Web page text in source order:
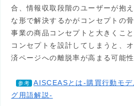
合、情報収取段階のユーザーが抱
な形で解決するかがコンセプトの
事業の商品コンセプトと大きくこ
コンセプトを設計してしまうと、
済ページへの離脱率が高まる可能
参考
AISCEASとは-購買行動モ
グ用語解説-